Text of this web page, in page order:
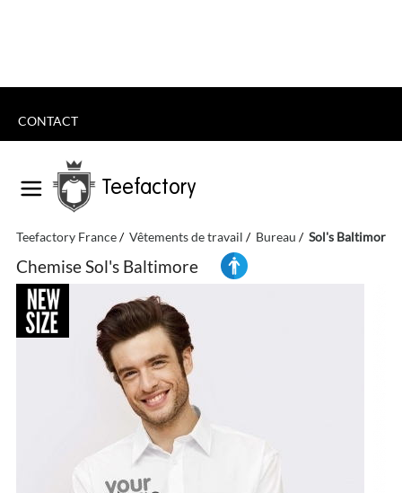
CONTACT
Teefactory
Teefactory France Vêtements de travail Bureau Sol's Baltimore
Chemise Sol's Baltimore